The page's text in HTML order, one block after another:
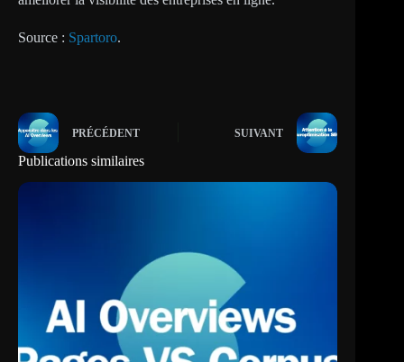
Source : Spartoro.
PRÉCÉDENT SUIVANT
Publications similaires